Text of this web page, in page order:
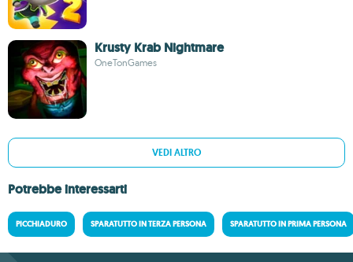
Krusty Krab Nightmare
OneTonGames
VEDI ALTRO
Potrebbe interessarti
PICCHIADURO SPARATUTTO IN TERZA PERSONA SPARATUTTO IN PRIMA PERSONA